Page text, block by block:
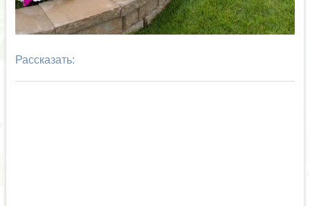
Рассказать: